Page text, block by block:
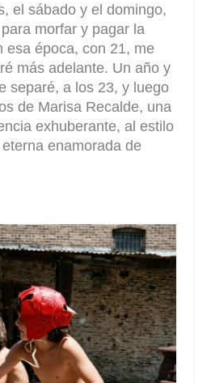
el sábado y el domingo,
morfar y pagar la
esa época, con 21, me
más adelante. Un año y
separé, a los 23, y luego
de Marisa Recalde, una
exhuberante, al estilo
enamorada de